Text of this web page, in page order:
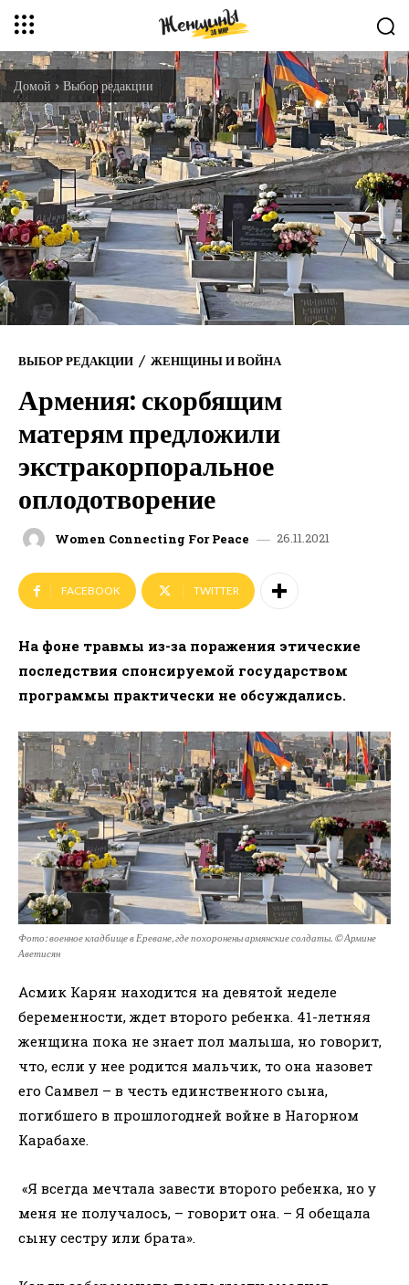
Домой Выбор редакции
ВЫБОР РЕДАКЦИИ ЖЕНЩИНЫ И ВОЙНА
Армения: скорбящим
матерям предложили
экстракорпоральное
оплодотворение
Women Connecting For Peace 26.11.2021
FACEBOOK TWITTER
На фоне травмы из-за поражения этические
последствия спонсируемой государством
программы практически не обсуждались.
Фото: военное кладбище в Ереване, где похоронены армянские солдаты. © Армине
Аветисян
Асмик Карян находится на девятой неделе
беременности, ждет второго ребенка. 41-летняя
женщина пока не знает пол малыша, но говорит,
что, если у нее родится мальчик, то она назовет
его Самвел – в честь единственного сына,
погибшего в прошлогодней войне в Нагорном
Карабахе.
«Я всегда мечтала завести второго ребенка, но у
меня не получалось, – говорит она. – Я обещала
сыну сестру или брата».